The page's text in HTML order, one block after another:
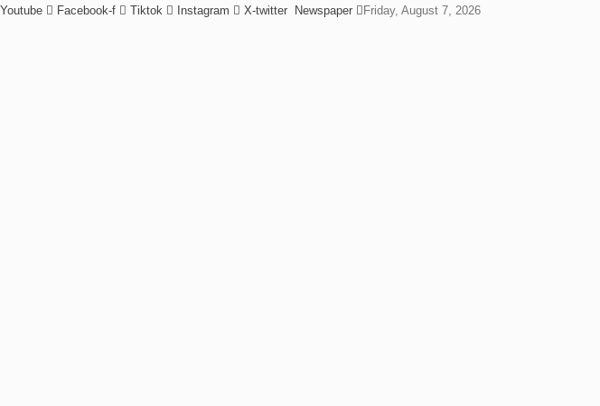
Youtube Facebook-f Tiktok Instagram X-twitter Newspaper Friday, August 7, 2026